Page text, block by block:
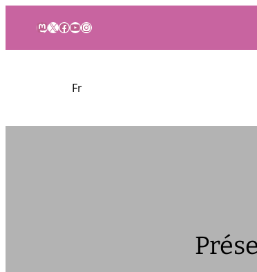
Mastodon
X Facebook
YouTube
Instagram
Fr